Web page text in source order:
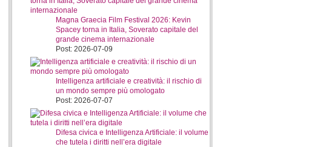
Magna Graecia Film Festival 2026: Kevin
Spacey torna in Italia, Soverato capitale del
grande cinema internazionale
Post: 2026-07-09
Intelligenza artificiale e creatività: il rischio di
un mondo sempre più omologato
Post: 2026-07-07
Difesa civica e Intelligenza Artificiale: il volume
che tutela i diritti nell’era digitale